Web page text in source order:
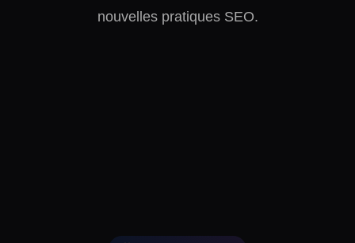
nouvelles pratiques SEO.